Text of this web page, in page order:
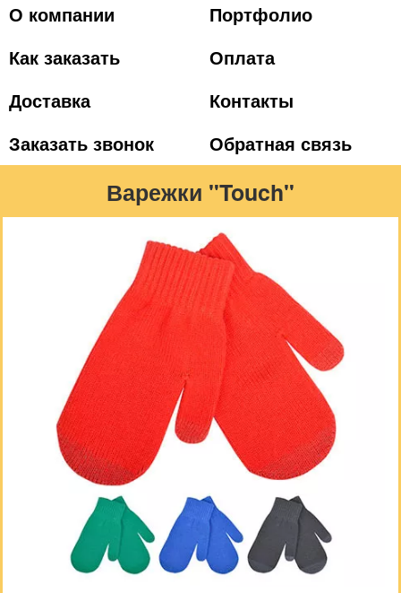
О компании
Портфолио
Как заказать
Оплата
Доставка
Контакты
Заказать звонок
Обратная связь
Варежки "Touch"